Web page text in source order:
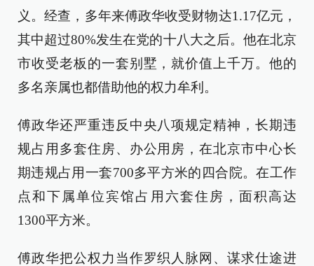
义。经查，多年来傅政华收受财物达1.17亿元，
其中超过80%发生在党的十八大之后。他在北京
市收受老板的一套别墅，就价值上千万。他的
多名亲属也都借助他的权力牟利。
傅政华还严重违反中央八项规定精神，长期违
规占用多套住房、办公用房，在北京市中心长
期违规占用一套700多平方米的四合院。在工作
点和下属单位宾馆占用六套住房，面积高达
1300平方米。
傅政华把公权力当作罗织人脉网、谋求仕途进